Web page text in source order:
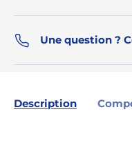
Une question ?
Description